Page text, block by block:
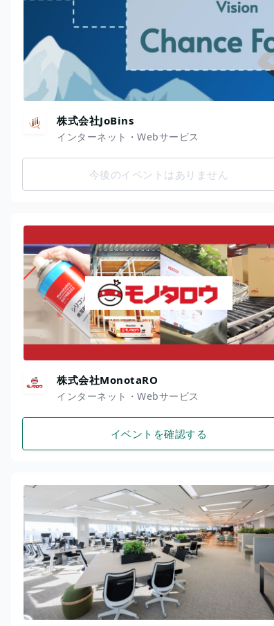
株式会社JoBins
インターネット・Webサービス
今後のイベントはありません
株式会社MonotaRO
インターネット・Webサービス
イベントを確認する